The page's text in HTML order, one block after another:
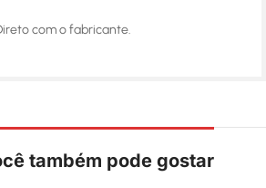
com o fabricante.
também pode gostar